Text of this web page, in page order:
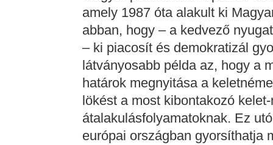
amely 1987 óta alakult ki
abban, hogy – a kedvező
– ki piacosít és demokratizál
látványosabb példa az, hogy a
határok megnyitása a
lökést a most kibontakozó
átalakulásfolyamatoknak. Ez
európai országban gyorsíthatja